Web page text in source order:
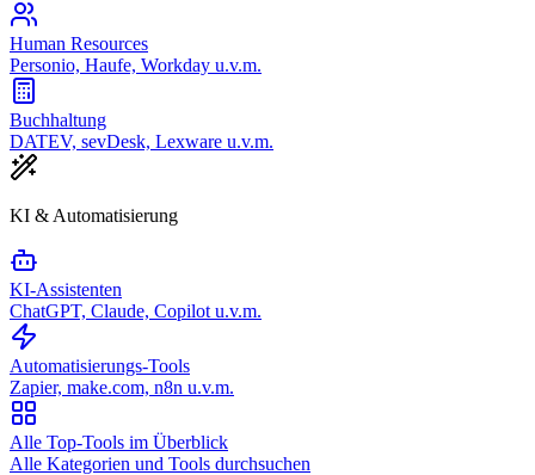
Human Resources
Personio, Haufe, Workday u.v.m.
Buchhaltung
DATEV, sevDesk, Lexware u.v.m.
KI & Automatisierung
KI-Assistenten
ChatGPT, Claude, Copilot u.v.m.
Automatisierungs-Tools
Zapier, make.com, n8n u.v.m.
Alle Top-Tools im Überblick
Alle Kategorien und Tools durchsuchen